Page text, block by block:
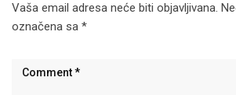
Vaša email adresa neće biti objavljivana.
označena sa *